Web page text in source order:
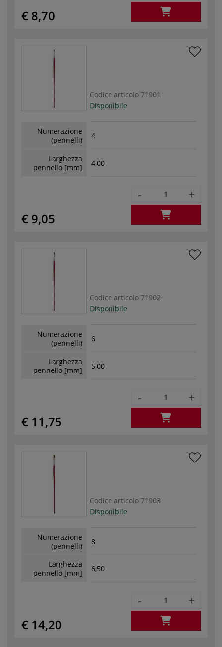
€ 8,70
Codice articolo 71901
Disponibile
Numerazione
(pennelli)
4
Larghezza
pennello [mm]
4,00
€ 9,05
- +
Codice articolo 71902
Disponibile
Numerazione
(pennelli)
6
Larghezza
pennello [mm]
5,00
€ 11,75
- +
Codice articolo 71903
Disponibile
Numerazione
(pennelli)
8
Larghezza
pennello [mm]
6,50
€ 14,20
- +